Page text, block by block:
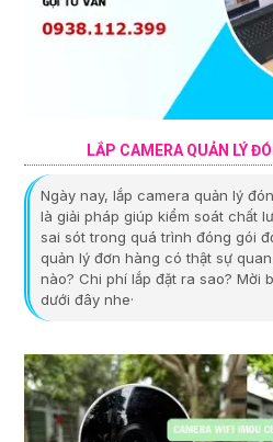
LẮP CAMERA QUẢN LÝ
Ngày nay, lắp camera quản lý
là giải pháp giúp kiểm soát chất
sai sót trong quá trình đóng gói
quản lý đơn hàng có thật sự
nào? Chi phí lắp đặt ra sao? Mời
dưới đây nhe·